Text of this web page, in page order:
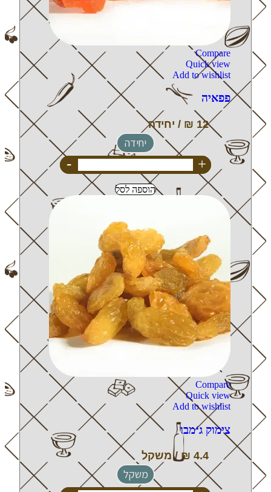
Compare
Quick view
Add to wishlist
פפאיה
יחידה
+
-
הוספה לסל
Compare
Quick view
Add to wishlist
צימוק ג‘מבו
משקל